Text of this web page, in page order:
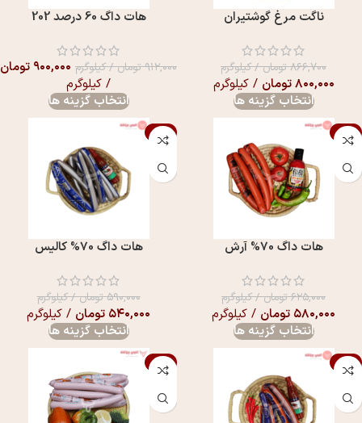
ناگت مرغ گوشتیران
۸۶۶,۷۰۰تومان/ کیلوگرم
۸۰۰,۰۰۰تومان / کیلوگرم
انتخاب گزینه ها
هات داگ 60 درصد 202
۹۱۲,۰۰۰تومان/ کیلوگرم ۹۰۰,۰۰۰ تومان
/ کیلوگرم
انتخاب گزینه ها
-7%
هات داگ 70% آرش
۶۲۵,۰۰۰تومان/ کیلوگرم
۵۸۰,۰۰۰ تومان / کیلوگرم
انتخاب گزینه ها
-8%
هات داگ 70% کالیس
۵۹۰,۰۰۰تومان/ کیلوگرم
۵۴۰,۰۰۰ تومان / کیلوگرم
انتخاب گزینه ها
-7%
-5%